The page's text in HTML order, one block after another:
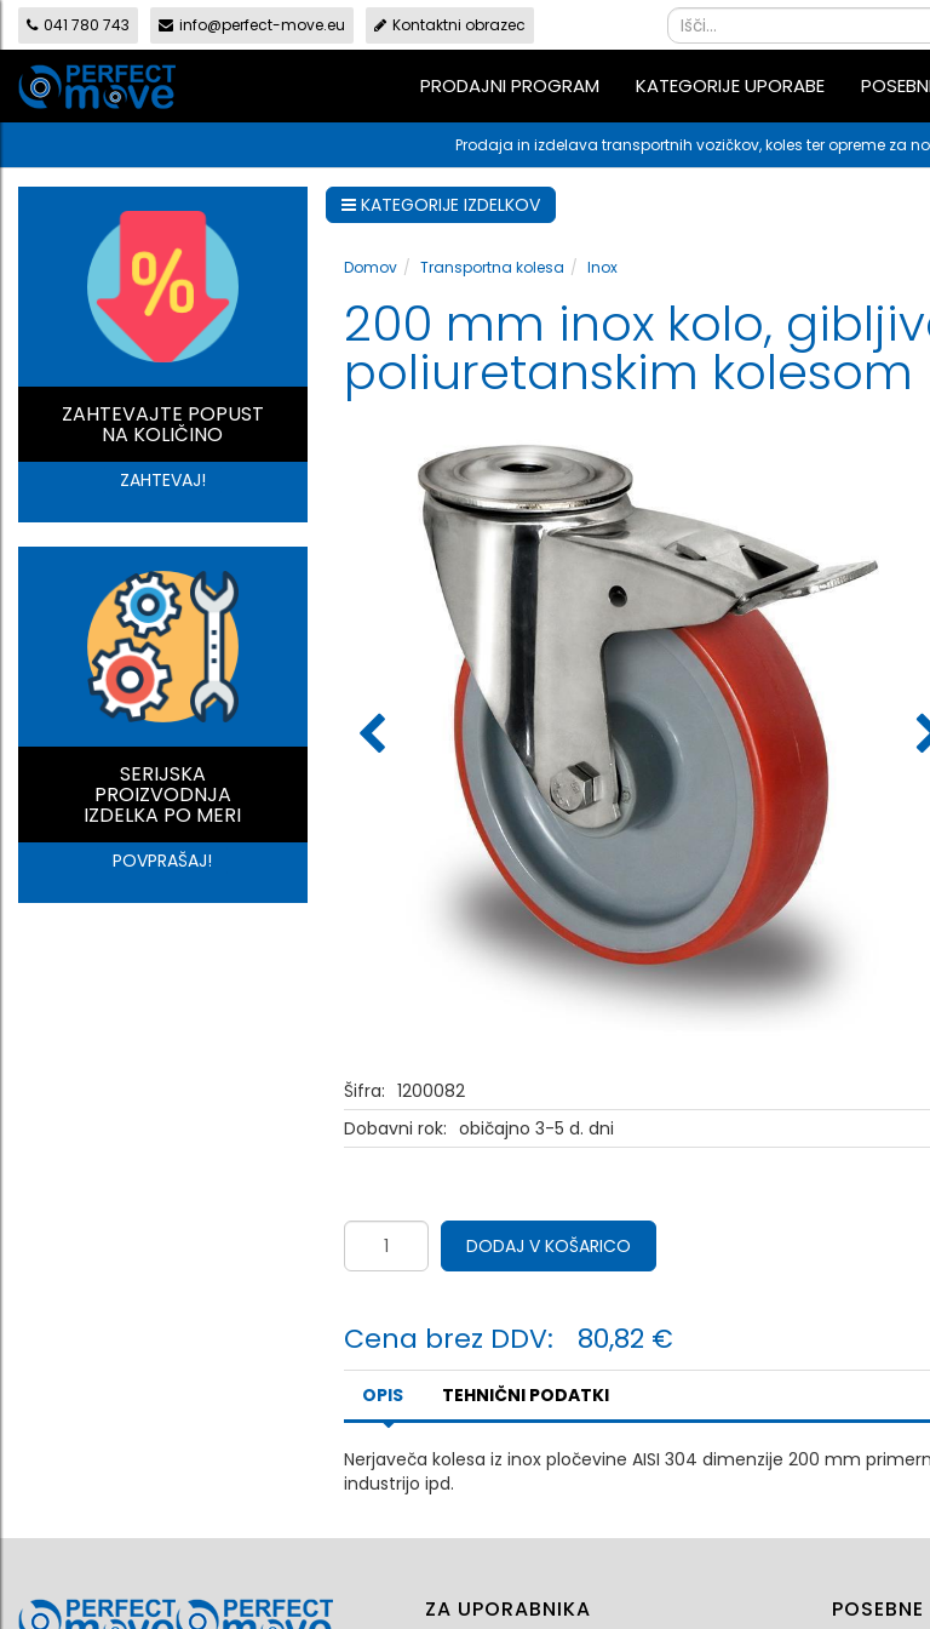
041 780 743 info@perfect-move.eu Kontaktni obrazec
PRODAJNI PROGRAM KATEGORIJE UPORABE
Prodaja in izdelava transportnih vozičkov, koles ter opreme za
ZAHTEVAJTE POPUST
NA KOLIČINO
ZAHTEVAJ!
SERIJSKA
PROIZVODNJA
IZDELKA PO MERI
POVPRAŠAJ!
KATEGORIJE IZDELKOV
Domov Transportna kolesa Inox
200 mm inox kolo,
poliuretanskim kolesom
Šifra: 1200082
Dobavni rok: običajno 3-5 d. dni
DODAJ V KOŠARICO
Cena brez DDV: 80,82 €
OPIS TEHNIČNI PODATKI
Nerjaveča kolesa iz inox pločevine AISI 304 dimenzije 200 mm
industrijo ipd.
ZA UPORABNIKA